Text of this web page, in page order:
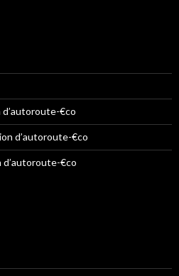
d’autoroute-€co
d’autoroute-€co
d’autoroute-€co